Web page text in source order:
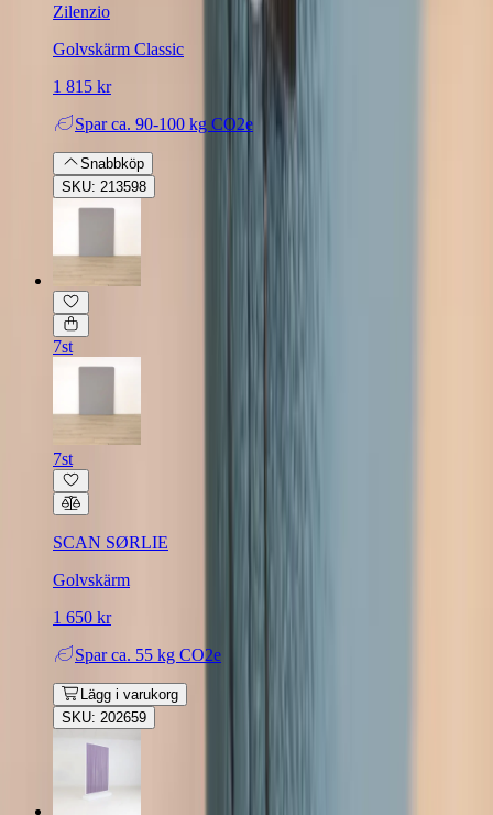
Zilenzio
Golvskärm Classic
1 815 kr
Spar ca. 90-100 kg CO2e
Snabbköp
SKU: 213598
7st
7st
SCAN SØRLIE
Golvskärm
1 650 kr
Spar ca. 55 kg CO2e
Lägg i varukorg
SKU: 202659